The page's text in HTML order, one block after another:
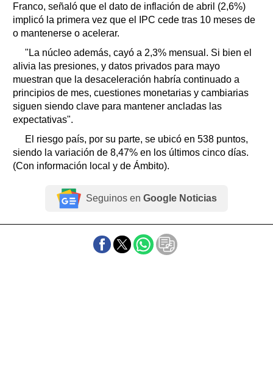
Franco, señaló que el dato de inflación de abril (2,6%)
implicó la primera vez que el IPC cede tras 10 meses de
o mantenerse o acelerar.
"La núcleo además, cayó a 2,3% mensual. Si bien el
alivia las presiones, y datos privados para mayo
muestran que la desaceleración habría continuado a
principios de mes, cuestiones monetarias y cambiarias
siguen siendo clave para mantener ancladas las
expectativas".
El riesgo país, por su parte, se ubicó en 538 puntos,
siendo la variación de 8,47% en los últimos cinco días.
(Con información local y de Ámbito).
Seguinos en Google Noticias